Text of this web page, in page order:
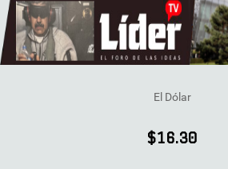
El Dólar
$16.30